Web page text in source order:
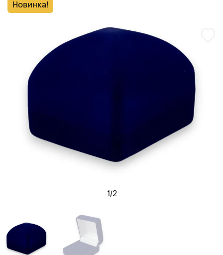
1 /2
Новинка!